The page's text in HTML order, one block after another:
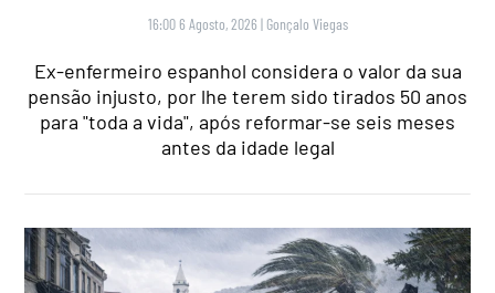
16:00 6 Agosto, 2026 | Gonçalo Viegas
Ex-enfermeiro espanhol considera o valor da sua
pensão injusto, por lhe terem sido tirados 50 anos
para "toda a vida", após reformar-se seis meses
antes da idade legal